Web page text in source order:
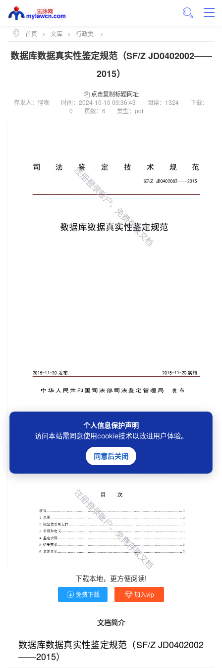
首页 > 文库 > 行政类 >
数据库数据真实性鉴定规范（SF/Z JD0402002——
2015）
点击复制标题网址
存发人：怪咖
时间： 2024-10-10 09:36:43 阅读：1324
下载：
0
页数：6 类型：pdf
下载本地，更方便阅读!
免费下载 加入vip
文档简介
数据库数据真实性鉴定规范（SF/Z JD0402002
——2015）
个人信息保护声明
访问本站需同意使用cookie技术以改进用户体验。
同意后关闭